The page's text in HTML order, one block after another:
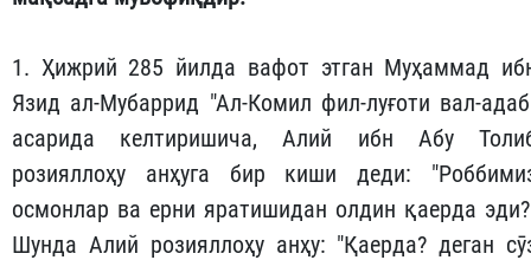
1. Ҳижрий 285 йилда вафот этган Муҳаммад
Язид ал-Мубаррид "Ал-Комил фил-луғоти вал-
асарида келтиришича, Алий ибн Абу
розияллоҳу анҳуга бир киши деди:
осмонлар ва ерни яратишидан олдин қаерда
Шунда Алий розияллоҳу анҳу: "Қаерда? деган